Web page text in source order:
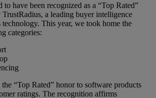
have been recognized as a “Top Rated”
a leading buyer intelligence
This year, we took home the
categories:
“Top Rated” honor to software products
ratings. The recognition affirms